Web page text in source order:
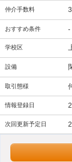
仲介手数料
おすすめ条件 -
学校区
設備
取引態様
情報登録日
次回更新予定日